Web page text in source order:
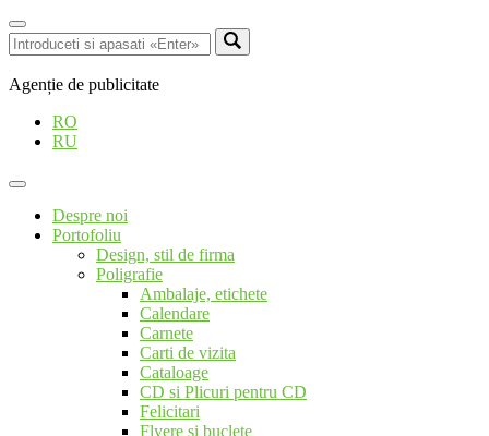
Agenție de publicitate
RO
RU
Despre noi
Portofoliu
Design, stil de firma
Poligrafie
Ambalaje, etichete
Calendare
Carnete
Carti de vizita
Cataloage
CD si Plicuri pentru CD
Felicitari
Flyere si buclete